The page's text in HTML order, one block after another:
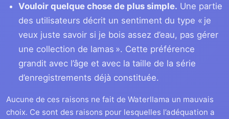
Vouloir quelque chose de plus simple. Une partie
des utilisateurs décrit un sentiment du type « je
veux juste savoir si je bois assez d’eau, pas gérer
une collection de lamas ». Cette préférence
grandit avec l’âge et avec la taille de la série
d’enregistrements déjà constituée.
Aucune de ces raisons ne fait de Waterllama un mauvais
choix. Ce sont des raisons pour lesquelles l’adéquation a